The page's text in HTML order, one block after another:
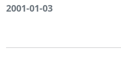
2001-01-03